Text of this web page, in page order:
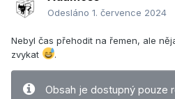
Odesláno 1. července 2024
Nebyl čas přehodit na řemen, ale
zvykat
.
Obsah je dostupný pouze